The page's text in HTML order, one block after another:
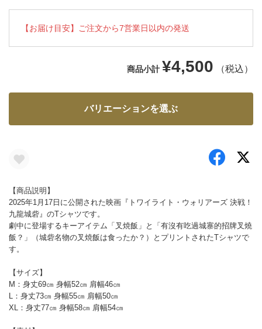
【お届け目安】ご注文から7営業日以内の発送
商品小計 ¥4,500 （税込）
バリエーションを選ぶ